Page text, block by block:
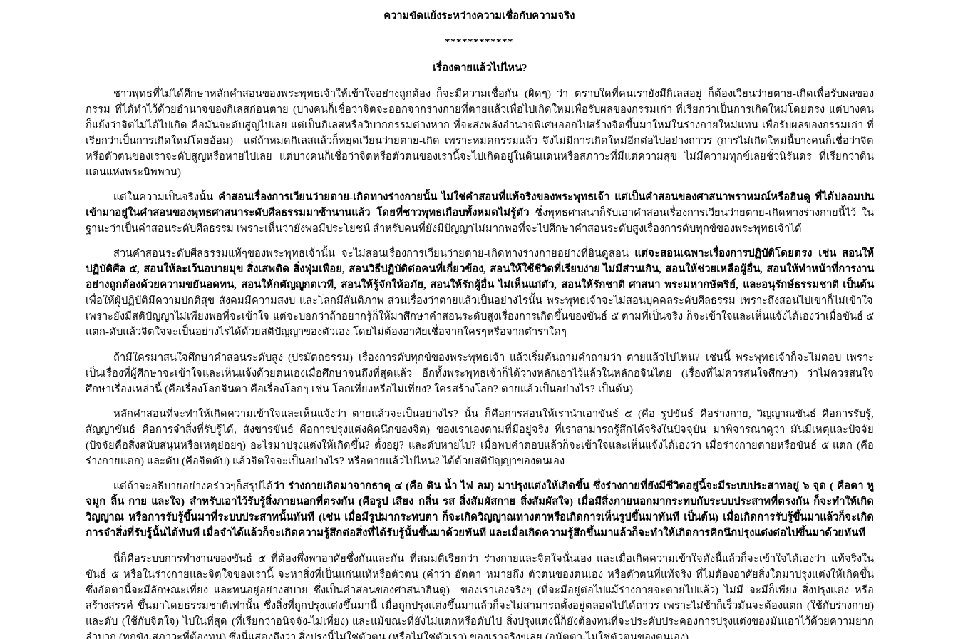
ความขัดแย้งระหว่างความเชื่อกับความจริง
************
เรื่องตายแล้วไปไหน?
ชาวพุทธที่ไม่ได้ศึกษาหลักคำสอนของพระพุทธเจ้าให้เข้าใจอย่างถูกต้อง ก็จะมีความเชื่อกัน (ผิดๆ) ว่า ตราบใดที่คนเรายังมีกิเลสอยู่ ก็ต้องเวียนว่ายตาย-เกิดเพื่อรับผลของ
กรรม ที่ได้ทำไว้ด้วยอำนาจของกิเลสก่อนตาย (บางคนก็เชื่อว่าจิตจะออกจากร่างกายที่ตายแล้วเพื่อไปเกิดใหม่เพื่อรับผลของกรรมเก่า ที่เรียกว่าเป็นการเกิดใหม่โดยตรง แต่บางคน
ก็แย้งว่าจิตไม่ได้ไปเกิด คือมันจะดับสูญไปเลย แต่เป็นกิเลสหรือวิบากกรรมต่างหาก ที่จะส่งพลังอำนาจพิเศษออกไปสร้างจิตขึ้นมาใหม่ในร่างกายใหม่แทน เพื่อรับผลของกรรมเก่า ที่
เรียกว่าเป็นการเกิดใหม่โดยอ้อม) แต่ถ้าหมดกิเลสแล้วก็หยุดเวียนว่ายตาย-เกิด เพราะหมดกรรมแล้ว จึงไม่มีการเกิดใหม่อีกต่อไปอย่างถาวร (การไม่เกิดใหม่นี้บางคนก็เชื่อว่าจิต
หรือตัวตนของเราจะดับสูญหรือหายไปเลย แต่บางคนก็เชื่อว่าจิตหรือตัวตนของเรานี้จะไปเกิดอยู่ในดินแดนหรือสภาวะที่มีแต่ความสุข ไม่มีความทุกข์เลยชั่วนิรันดร ที่เรียกว่าดิน
แดนแห่งพระนิพพาน)
แต่ในความเป็นจริงนั้น คำสอนเรื่องการเวียนว่ายตาย-เกิดทางร่างกายนั้น ไม่ใช่คำสอนที่แท้จริงของพระพุทธเจ้า แต่เป็นคำสอนของศาสนาพราหมณ์หรือฮินดู ที่ได้ปลอมปน
เข้ามาอยู่ในคำสอนของพุทธศาสนาระดับศีลธรรมมาช้านานแล้ว โดยที่ชาวพุทธเกือบทั้งหมดไม่รู้ตัว ซึ่งพุทธศาสนาก็รับเอาคำสอนเรื่องการเวียนว่ายตาย-เกิดทางร่างกายนี้ไว้ ใน
ฐานะว่าเป็นคำสอนระดับศีลธรรม เพราะเห็นว่ายังพอมีประโยชน์ สำหรับคนที่ยังมีปัญญาไม่มากพอที่จะไปศึกษาคำสอนระดับสูงเรื่องการดับทุกข์ของพระพุทธเจ้าได้
ส่วนคำสอนระดับศีลธรรมแท้ๆของพระพุทธเจ้านั้น จะไม่สอนเรื่องการเวียนว่ายตาย-เกิดทางร่างกายอย่างที่ฮินดูสอน แต่จะสอนเฉพาะเรื่องการปฏิบัติโดยตรง เช่น สอนให้
ปฏิบัติศีล ๕, สอนให้ละเว้นอบายมุข สิ่งเสพติด สิ่งฟุ่มเฟือย, สอนวิธีปฏิบัติต่อคนที่เกี่ยวข้อง, สอนให้ใช้ชีวิตที่เรียบง่าย ไม่มีส่วนเกิน, สอนให้ช่วยเหลือผู้อื่น, สอนให้ทำหน้าที่การงาน
อย่างถูกต้องด้วยความขยันอดทน, สอนให้กตัญญูกตเวที, สอนให้รู้จักให้อภัย, สอนให้รักผู้อื่น ไม่เห็นแก่ตัว, สอนให้รักชาติ ศาสนา พระมหากษัตริย์, และอนุรักษ์ธรรมชาติ เป็นต้น
เพื่อให้ผู้ปฏิบัติมีความปกติสุข สังคมมีความสงบ และโลกมีสันติภาพ ส่วนเรื่องว่าตายแล้วเป็นอย่างไรนั้น พระพุทธเจ้าจะไม่สอนบุคคลระดับศีลธรรม เพราะถึงสอนไปเขาก็ไม่เข้าใจ
เพราะยังมีสติปัญญาไม่เพียงพอที่จะเข้าใจ แต่จะบอกว่าถ้าอยากรู้ก็ให้มาศึกษาคำสอนระดับสูงเรื่องการเกิดขึ้นของขันธ์ ๕ ตามที่เป็นจริง ก็จะเข้าใจและเห็นแจ้งได้เองว่าเมื่อขันธ์ ๕
แตก-ดับแล้วจิตใจจะเป็นอย่างไรได้ด้วยสติปัญญาของตัวเอง โดยไม่ต้องอาศัยเชื่อจากใครๆหรือจากตำราใดๆ
ถ้ามีใครมาสนใจศึกษาคำสอนระดับสูง (ปรมัตถธรรม) เรื่องการดับทุกข์ของพระพุทธเจ้า แล้วเริ่มต้นถามคำถามว่า ตายแล้วไปไหน? เช่นนี้ พระพุทธเจ้าก็จะไม่ตอบ เพราะ
เป็นเรื่องที่ผู้ศึกษาจะเข้าใจและเห็นแจ้งด้วยตนเองเมื่อศึกษาจนถึงที่สุดแล้ว อีกทั้งพระพุทธเจ้าก็ได้วางหลักเอาไว้แล้วในหลักอจินไตย (เรื่องที่ไม่ควรสนใจศึกษา) ว่าไม่ควรสนใจ
ศึกษาเรื่องเหล่านี้ (คือเรื่องโลกจินตา คือเรื่องโลกๆ เช่น โลกเที่ยงหรือไม่เที่ยง?ใครสร้างโลก? ตายแล้วเป็นอย่างไร? เป็นต้น)
หลักคำสอนที่จะทำให้เกิดความเข้าใจและเห็นแจ้งว่า ตายแล้วจะเป็นอย่างไร?นั้น ก็คือการสอนให้เรานำเอาขันธ์ ๕ (คือ รูปขันธ์ คือร่างกาย, วิญญาณขันธ์ คือการรับรู้,
สัญญาขันธ์ คือการจำสิ่งที่รับรู้ได้, สังขารขันธ์ คือการปรุงแต่งคิดนึกของจิต) ของเราเองตามที่มีอยู่จริง ที่เราสามารถรู้สึกได้จริงในปัจจุบัน มาพิจารณาดูว่า มันมีเหตุและปัจจัย
(ปัจจัยคือสิ่งสนับสนุนหรือเหตุย่อยๆ) อะไรมาปรุงแต่งให้เกิดขึ้น? ตั้งอยู่? และดับหายไป ? เมื่อพบคำตอบแล้วก็จะเข้าใจและเห็นแจ้งได้เองว่า เมื่อร่างกายตายหรือขันธ์ ๕ แตก (คือ
ร่างกายแตก) และดับ (คือจิตดับ) แล้วจิตใจจะเป็นอย่างไร?หรือตายแล้วไปไหน?ได้ด้วยสติปัญญาของตนเอง
แต่ถ้าจะอธิบายอย่างคร่าวๆก็สรุปได้ว่า ร่างกายเกิดมาจากธาตุ ๔ (คือ ดิน น้ำ ไฟ ลม) มาปรุงแต่งให้เกิดขึ้น ซึ่งร่างกายที่ยังมีชีวิตอยู่นี้จะมีระบบประสาทอยู่ ๖ จุด ( คือตา หู
จมูก ลิ้น กาย และใจ) สำหรับเอาไว้รับรู้สิ่งภายนอกที่ตรงกัน (คือรูป เสียง กลิ่น รส สิ่งสัมผัสกาย สิ่งสัมผัสใจ) เมื่อมีสิ่งภายนอกมากระทบกับระบบประสาทที่ตรงกัน ก็จะทำให้เกิด
วิญญาณ หรือการรับรู้ขึ้นมาที่ระบบประสาทนั้นทันที (เช่น เมื่อมีรูปมากระทบตา ก็จะเกิดวิญญาณทางตาหรือเกิดการเห็นรูปขึ้นมาทันที เป็นต้น) เมื่อเกิดการรับรู้ขึ้นมาแล้วก็จะเกิด
การจำสิ่งที่รับรู้นั้นได้ทันที เมื่อจำได้แล้วก็จะเกิดความรู้สึกต่อสิ่งที่ได้รับรู้นั้นขึ้นมาด้วยทันที และเมื่อเกิดความรู้สึกขึ้นมาแล้วก็จะทำให้เกิดการคิกนึกปรุงแต่งต่อไปขึ้นมาด้วยทันที
นี่ก็คือระบบการทำงานของขันธ์ ๕ ที่ต้องพึ่งพาอาศัยซึ่งกันและกัน ที่สมมติเรียกว่า ร่างกายและจิตใจนั่นเอง และเมื่อเกิดความเข้าใจดังนี้แล้วก็จะเข้าใจได้เองว่า แท้จริงใน
ขันธ์ ๕ หรือในร่างกายและจิตใจของเรานี้ จะหาสิ่งที่เป็นแก่นแท้หรือตัวตน (คำว่า อัตตา หมายถึง ตัวตนของตนเอง หรือตัวตนที่แท้จริง ที่ไม่ต้องอาศัยสิ่งใดมาปรุงแต่งให้เกิดขึ้น
ซึ่งอัตตานี้จะมีลักษณะเที่ยง และทนอยู่อย่างสบาย ซึ่งเป็นคำสอนของศาสนาฮินดู) ของเราเองจริงๆ (ที่จะมีอยู่ต่อไปแม้ร่างกายจะตายไปแล้ว) ไม่มี จะมีก็เพียง สิ่งปรุงแต่ง หรือ
สร้างสรรค์ ขึ้นมาโดยธรรมชาติเท่านั้น ซึ่งสิ่งที่ถูกปรุงแต่งขึ้นมานี้ เมื่อถูกปรุงแต่งขึ้นมาแล้วก็จะไม่สามารถตั้งอยู่ตลอดไปได้ถาวร เพราะไม่ช้าก็เร็วมันจะต้องแตก (ใช้กับร่างกาย)
และดับ (ใช้กับจิตใจ) ไปในที่สุด (ที่เรียกว่าอนิจจัง-ไม่เที่ยง) และแม้ขณะที่ยังไม่แตกหรือดับไป สิ่งปรุงแต่งนี้ก็ยังต้องทนที่จะประคับประคองการปรุงแต่งของมันเอาไว้ด้วยความยาก
ลำบาก (ทุกขัง-สภาวะที่ต้องทน) ซึ่งนี่แสดงถึงว่า สิ่งปรุงนี้ไม่ใช่ตัวตน (หรือไม่ใช่ตัวเรา) ของเราจริงๆเลย (อนัตตา-ไม่ใช่ตัวตนของตนเอง)